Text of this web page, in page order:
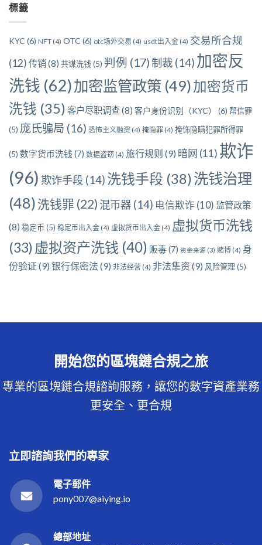
類
標籤
KYC (6) NFT (4) OTC (6) otc场外交易 (4) usdt出入金 (4) 交易所合规
(12) 传销(8) 共谋洗钱(5) 判例 (17)制裁 (14) 加密反
洗钱 (62)加密监管政策 (49)加密货币
洗钱 (35) 客户尽职调查(8) 客户身份识别（KYC） (6) 帮信罪
(5) 庞氏骗局 (16) 恐怖主义融资 (4) 掩隐罪 (4) 掩饰隐瞒犯罪所得罪
(5) 数字货币洗钱 (7) 数据盗窃 (4) 旅行规则 (9) 暗网 (11) 欺诈
(96) 欺诈手段 (14) 洗钱手段 (38)洗钱治理
(48) 洗钱罪 (22) 混币器 (14) 电信欺诈 (10) 监管政策
(8) 稳定币 (5) 稳定币出入金 (4) 虚拟货币出入金 (4) 虚拟货币洗钱
(33) 虚拟资产洗钱 (40) 贩毒 (7) 资金来源 (3) 赌博 (4) 身
份验证 (9) 银行保密法 (9) 非法经营 (4) 非法集资 (9) 风险管理(5)
開始您的區塊鏈合規之旅
專業的區塊鏈合規諮詢服務，讓您的數字資產業務
更安全、更合規
立即諮詢我們的專家
電子郵件
pony007@aiying.io
總部地址